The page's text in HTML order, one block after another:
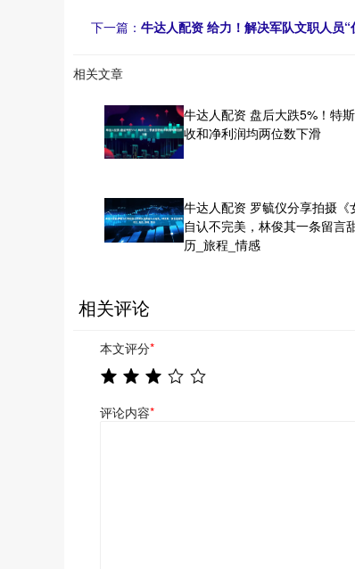
下一篇： 牛达人配资 给力！解决军队文职人员“
相关文章
牛达人配资 盘后大跌5%！特
收和净利润均两位数下滑
牛达人配资 罗毓仪分享拍摄《
自认不完美，林俊其一条留言
历_旅程_情感
相关评论
本文评分*
评论内容*